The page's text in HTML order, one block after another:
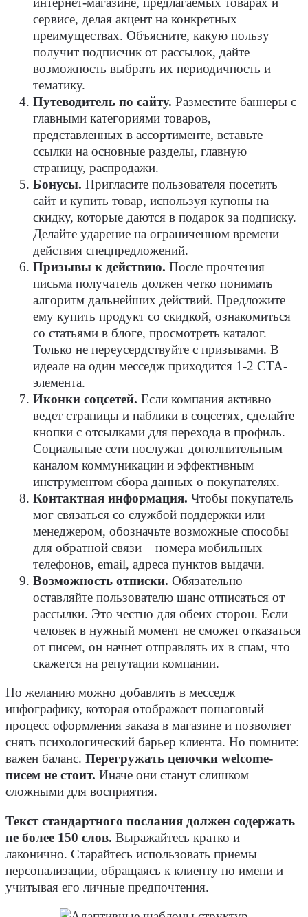
сервисе, делая акцент на конкретных
преимуществах. Объясните, какую пользу
получит подписчик от рассылок, дайте
возможность выбрать их периодичность и
тематику.
Путеводитель по сайту. Разместите баннеры с
главными категориями товаров,
представленных в ассортименте, вставьте
ссылки на основные разделы, главную
страницу, распродажи.
Бонусы. Пригласите пользователя посетить
сайт и купить товар, используя купоны на
скидку, которые даются в подарок за подписку.
Делайте ударение на ограниченном времени
действия спецпредложений.
Призывы к действию. После прочтения
письма получатель должен четко понимать
алгоритм дальнейших действий. Предложите
ему купить продукт со скидкой, ознакомиться
со статьями в блоге, просмотреть каталог.
Только не переусердствуйте с призывами. В
идеале на один месседж приходится 1-2 СТА-
элемента.
Иконки соцсетей. Если компания активно
ведет страницы и паблики в соцсетях, сделайте
кнопки с отсылками для перехода в профиль.
Социальные сети послужат дополнительным
каналом коммуникации и эффективным
инструментом сбора данных о покупателях.
Контактная информация. Чтобы покупатель
мог связаться со службой поддержки или
менеджером, обозначьте возможные способы
для обратной связи – номера мобильных
телефонов, email, адреса пунктов выдачи.
Возможность отписки. Обязательно
оставляйте пользователю шанс отписаться от
рассылки. Это честно для обеих сторон. Если
человек в нужный момент не сможет отказаться
от писем, он начнет отправлять их в спам, что
скажется на репутации компании.
По желанию можно добавлять в месседж
инфографику, которая отображает пошаговый
процесс оформления заказа в магазине и позволяет
снять психологический барьер клиента. Но помните:
важен баланс. Перегружать цепочки welcome-
писем не стоит. Иначе они станут слишком
сложными для восприятия.
Текст стандартного послания должен содержать
не более 150 слов. Выражайтесь кратко и
лаконично. Старайтесь использовать приемы
персонализации, обращаясь к клиенту по имени и
учитывая его личные предпочтения.